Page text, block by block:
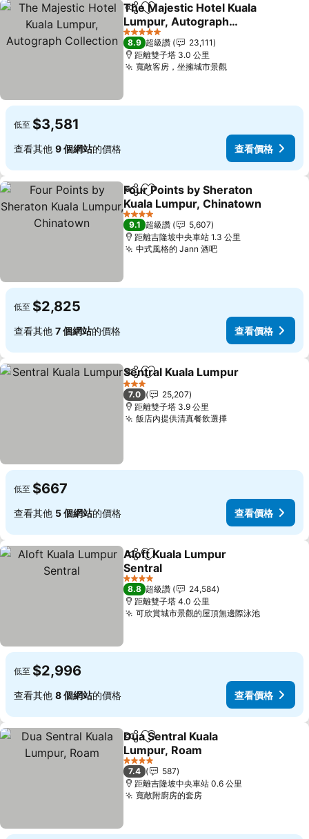
分享 加入我的最愛
The Majestic Hotel Kuala
Lumpur, Autograph
Collection
5 星級
8.9 超級讚
23,111
距離雙子塔 3.0 公里
寬敞客房，坐擁城市景觀
低至 $3,581
查看其他 9 個網站的價格 查看價格
分享 加入我的最愛
Four Points by Sheraton
Kuala Lumpur, Chinatown
4 星級
9.1 超級讚
5,607
距離吉隆坡中央車站 1.3 公里
中式風格的 Jann 酒吧
低至 $2,825
查看其他 7 個網站的價格 查看價格
分享 加入我的最愛
Sentral Kuala Lumpur
3 星級
7.0
25,207
距離雙子塔 3.9 公里
飯店內提供清真餐飲選擇
低至 $667
查看其他 5 個網站的價格 查看價格
分享 加入我的最愛
Aloft Kuala Lumpur
Sentral
4 星級
8.8 超級讚
24,584
距離雙子塔 4.0 公里
可欣賞城市景觀的屋頂無邊際泳池
低至 $2,996
查看其他 8 個網站的價格 查看價格
分享 加入我的最愛
Dua Sentral Kuala
Lumpur, Roam
4 星級
7.4
587
距離吉隆坡中央車站 0.6 公里
寬敞附廚房的套房